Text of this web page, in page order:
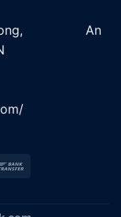
Luong, An